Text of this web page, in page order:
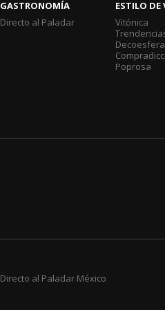
GASTRONOMÍA
Directo al Paladar
ESTILO DE
Vitónica
Decoesfera
Poprosa
Directo al Paladar México